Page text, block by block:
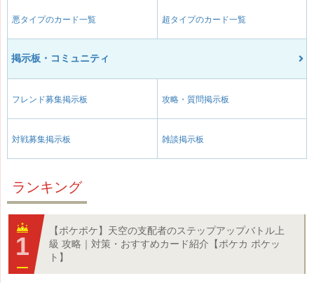
悪タイプのカード一覧 超タイプのカード一覧
掲示板・コミュニティ
フレンド募集掲示板 攻略・質問掲示板
対戦募集掲示板 雑談掲示板
ランキング
【ポケポケ】天空の支配者のステップアップバトル上
級 攻略｜対策・おすすめカード紹介【ポケカ ポケッ
ト】